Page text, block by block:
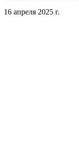
16 апреля 2025 г.